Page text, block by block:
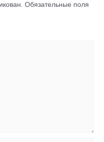
Обязательные поля